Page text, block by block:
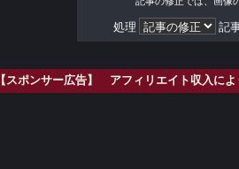
処理 記
【スポンサー広告】 アフィリエイト収入に